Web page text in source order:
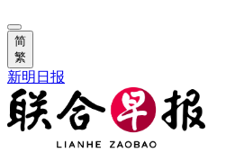
简
繁
新明日报